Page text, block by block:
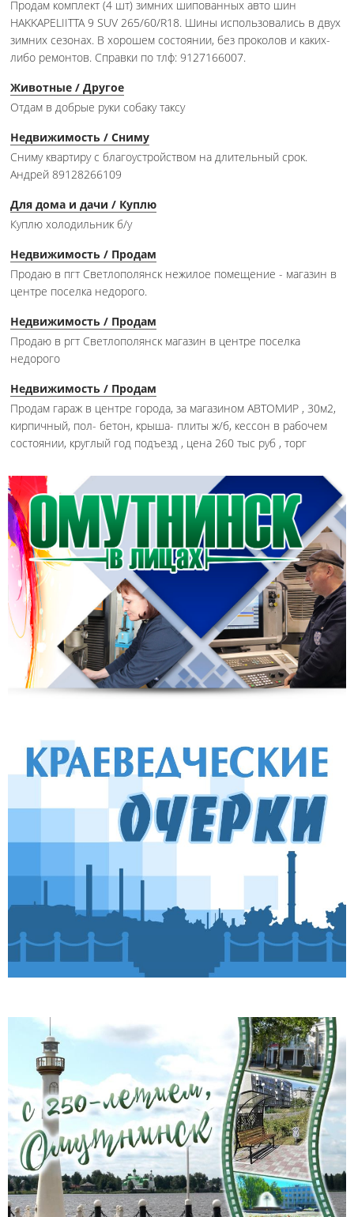
Продам комплект (4 шт) зимних шипованных авто шин
HAKKAPELIITTA 9 SUV 265/60/R18. Шины использовались в двух
зимних сезонах. В хорошем состоянии, без проколов и каких-
либо ремонтов. Справки по тлф: 9127166007.
Животные / Другое
Отдам в добрые руки собаку таксу
Недвижимость / Сниму
Сниму квартиру с благоустройством на длительный срок.
Андрей 89128266109
Для дома и дачи / Куплю
Куплю холодильник б/у
Недвижимость / Продам
Продаю в пгт Светлополянск нежилое помещение - магазин в
центре поселка недорого.
Недвижимость / Продам
Продаю в ргт Светлополянск магазин в центре поселка
недорого
Недвижимость / Продам
Продам гараж в центре города, за магазином АВТОМИР , 30м2,
кирпичный, пол- бетон, крыша- плиты ж/б, кессон в рабочем
состоянии, круглый год подъезд , цена 260 тыс руб , торг